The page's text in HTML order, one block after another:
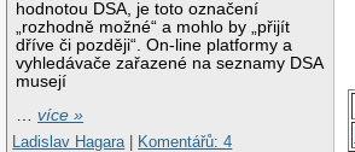
hodnotou DSA, je toto označení
„rozhodně možné“ a mohlo by „přijít
dříve či později“. On-line platformy a
vyhledávače zařazené na seznamy DSA
musejí
…více »
Ladislav Hagara
Komentářů: 4